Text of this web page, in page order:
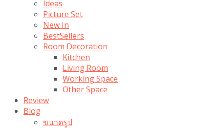
Ideas
Picture Set
New In
BestSellers
Room Decoration
Kitchen
Living Room
Working Space
Other Space
Review
Blog
ขนาดรูป